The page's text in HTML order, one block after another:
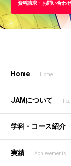
資料請求・お問い合わ
Home Home
JAMについて
学科・コース紹介
実績 Achievements